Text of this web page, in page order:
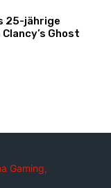
25-jährige
Ghost